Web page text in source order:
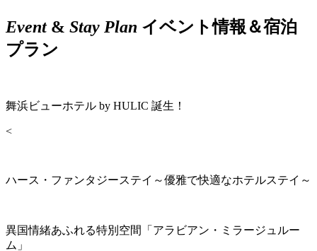
Event& Stay Plan イベント情報＆宿泊
プラン
舞浜ビューホテル by HULIC 誕生！
<
ハース・ファンタジーステイ～優雅で快適なホテルステイ～
異国情緒あふれる特別空間「アラビアン・ミラージュルー
ム」